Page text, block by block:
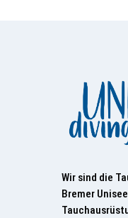
Wir sind die
Bremer